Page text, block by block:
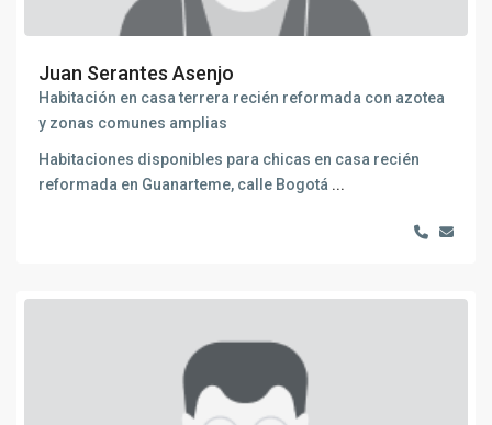
Juan Serantes Asenjo
Habitación en casa terrera recién reformada con azotea
y zonas comunes amplias
Habitaciones disponibles para chicas en casa recién
reformada en Guanarteme, calle Bogotá ...